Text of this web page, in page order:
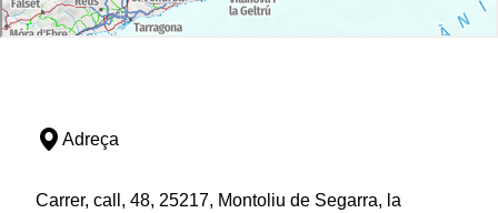
Adreça
Carrer, call, 48, 25217, Montoliu de Segarra, la